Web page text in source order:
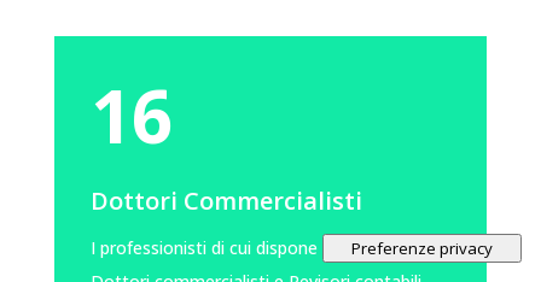
16
Dottori Commercialisti
I professionisti di cui dispone lo studio sono